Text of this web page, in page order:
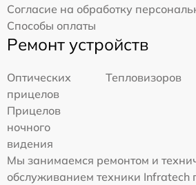
Согласие на обработку
Способы оплаты
Ремонт устройств
Оптических
прицелов
Тепловизоров
Прицелов
ночного
видения
Мы занимаемся ремонтом и
обслуживанием техники Infratech